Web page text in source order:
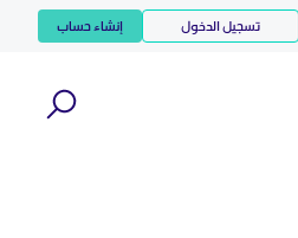
تسجيل الدخول إنشاء حساب